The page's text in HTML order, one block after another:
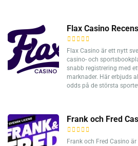
Flax Casino
Flax Casino är ett nytt
casino- och
snabb registrering med
marknader. Här erbjuds
odds på de största
Frank och Fred
Frank och Fred Casino